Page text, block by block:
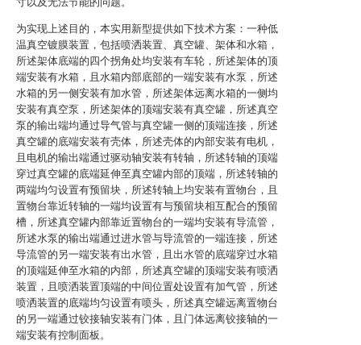
为实现上述目的，本实用新型提供如下技术方案：一种低
温真空镀膜装置，包括喷洒装置、真空罐、架体和水箱，
所述架体底端的四个拐角处均安装有车轮，所述架体的顶
端安装有水箱，且水箱内部底部的一端安装有水泵，所述
水箱的另一侧安装有加水管，所述架体远离水箱的一侧均
安装有真空泵，所述架体的顶端安装有真空罐，所述真空
泵的输出端均通过导气管与真空罐一侧的顶端连接，所述
真空罐的底端安装有壳体，所述壳体的内部安装有电机，
且电机的输出端通过驱动轴安装有转轴，所述转轴的顶端
穿过真空罐的底端延伸至真空罐内部的顶端，所述转轴的
两端均匀设置有预留块，所述转轴上均安装有置物台，且
置物台靠近转轴的一端均设置有与预留块相互配合的预留
槽，所述真空罐内部靠近置物台的一端均安装有导流管，
所述水泵的输出端通过进水管与导流管的一端连接，所述
导流管的另一端安装有出水管，且出水管的底端穿过水箱
的顶端延伸至水箱的内部，所述真空罐的顶端安装有喷洒
装置，且喷洒装置顶端的中间位置处设置有加气管，所述
喷洒装置的底端均匀设置有喷头，所述真空罐远离置物台
的另一端通过铰接轴安装有门体，且门体远离铰接轴的一
端安装有控制面板。